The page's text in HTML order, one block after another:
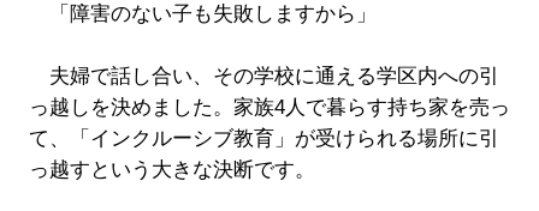
「障害のない子も失敗しますから」
夫婦で話し合い、その学校に通える学区内への引
っ越しを決めました。家族4人で暮らす持ち家を売っ
て、「インクルーシブ教育」が受けられる場所に引
っ越すという大きな決断です。